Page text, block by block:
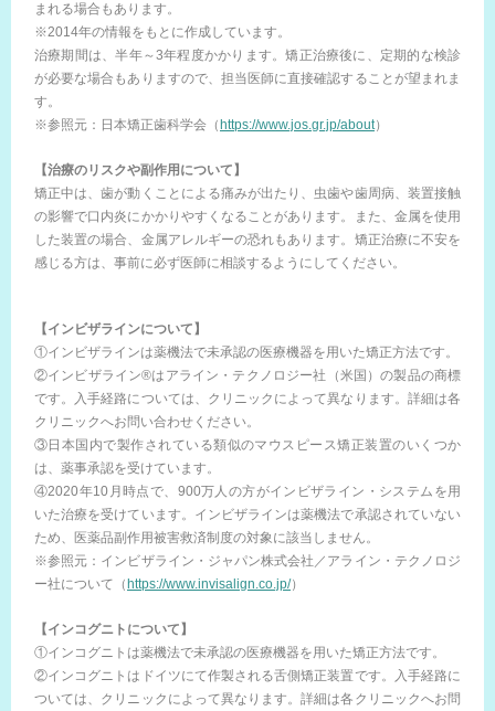
まれる場合もあります。
※2014年の情報をもとに作成しています。
治療期間は、半年～3年程度かかります。矯正治療後に、定期的な検診
が必要な場合もありますので、担当医師に直接確認することが望まれま
す。
※参照元：日本矯正歯科学会（ https://www.jos.gr.jp/about）
【治療のリスクや副作用について】
矯正中は、歯が動くことによる痛みが出たり、虫歯や歯周病、装置接触
の影響で口内炎にかかりやすくなることがあります。また、金属を使用
した装置の場合、金属アレルギーの恐れもあります。矯正治療に不安を
感じる方は、事前に必ず医師に相談するようにしてください。
【インビザラインについて】
①インビザラインは薬機法で未承認の医療機器を用いた矯正方法です。
②インビザライン®はアライン・テクノロジー社（米国）の製品の商標
です。入手経路については、クリニックによって異なります。詳細は各
クリニックへお問い合わせください。
③日本国内で製作されている類似のマウスピース矯正装置のいくつか
は、薬事承認を受けています。
④2020年10月時点で、900万人の方がインビザライン・システムを用
いた治療を受けています。インビザラインは薬機法で承認されていない
ため、医薬品副作用被害救済制度の対象に該当しません。
※参照元：インビザライン・ジャパン株式会社／アライン・テクノロジ
ー社について（ https://www.invisalign.co.jp/）
【インコグニトについて】
①インコグニトは薬機法で未承認の医療機器を用いた矯正方法です。
②インコグニトはドイツにて作製される舌側矯正装置です。入手経路に
ついては、クリニックによって異なります。詳細は各クリニックへお問